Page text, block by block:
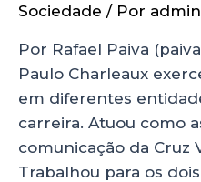
Sociedade / Por admin
Por Rafael Paiva
Paulo Charleaux
em diferentes
carreira. Atuou como
comunicação da Cruz
Trabalhou para os